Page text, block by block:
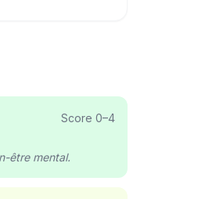
Score 0–4
être mental.